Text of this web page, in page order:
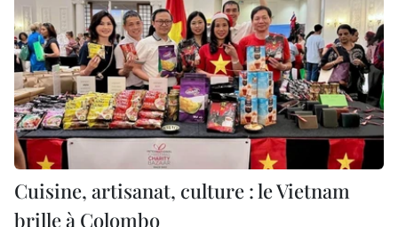
Cuisine, artisanat, culture : le Vietnam
brille à Colombo